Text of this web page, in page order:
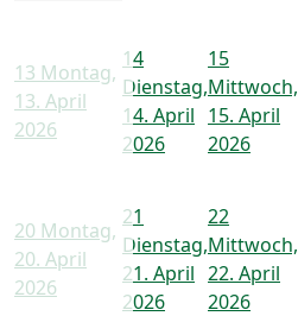
13 Montag,
13. April
2026
14
Dienstag,
14. April
2026
15
Mittwoch,
15. April
2026
20 Montag,
20. April
2026
21
Dienstag,
21. April
2026
22
Mittwoch,
22. April
2026